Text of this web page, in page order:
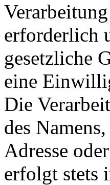
erforderlich
gesetzliche
eine
Die
des
Adresse
erfolgt stets